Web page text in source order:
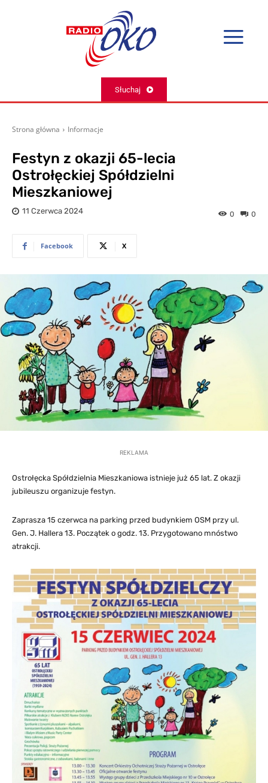
Słuchaj
Strona główna Informacje
Festyn z okazji 65-lecia
Ostrołęckiej Spółdzielni
Mieszkaniowej
11 Czerwca 2024 0
0
Facebook X
REKLAMA
Ostrołęcka Spółdzielnia Mieszkaniowa istnieje już 65 lat. Z okazji
jubileuszu organizuje festyn.
Zaprasza 15 czerwca na parking przed budynkiem OSM przy ul.
Gen. J. Hallera 13. Początek o godz. 13. Przygotowano mnóstwo
atrakcji.